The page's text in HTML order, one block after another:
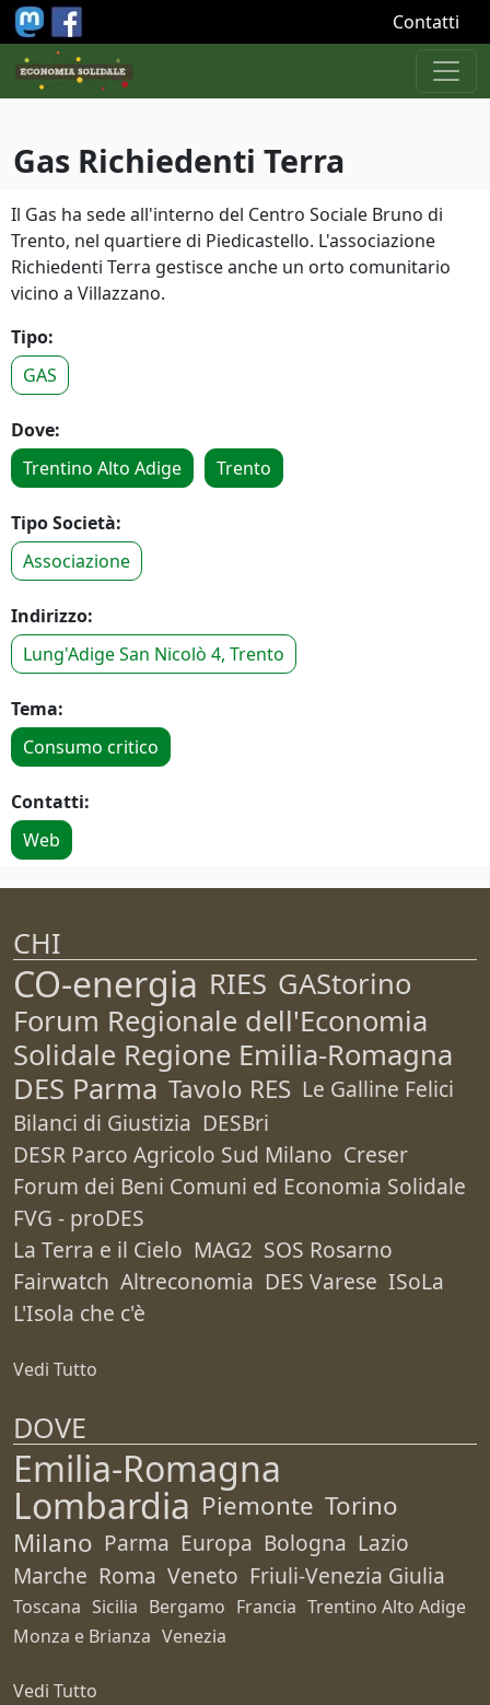
Salta al contenuto principale Contatti
Gas Richiedenti Terra
Il Gas ha sede all'interno del Centro Sociale Bruno di
Trento, nel quartiere di Piedicastello. L'associazione
Richiedenti Terra gestisce anche un orto comunitario
vicino a Villazzano.
Tipo:
GAS
Dove:
Trentino Alto Adige
Trento
Tipo Società:
Associazione
Indirizzo:
Lung'Adige San Nicolò 4, Trento
Tema:
Consumo critico
Contatti:
Web
CHI
CO-energia RIES GAStorino
Forum Regionale dell'Economia
Solidale Regione Emilia-Romagna
DES Parma Tavolo RES Le Galline Felici
Bilanci di Giustizia DESBri
DESR Parco Agricolo Sud Milano Creser
Forum dei Beni Comuni ed Economia Solidale
FVG - proDES
La Terra e il Cielo MAG2 SOS Rosarno
Fairwatch Altreconomia DES Varese ISoLa
L'Isola che c'è
Vedi Tutto
DOVE
Emilia-Romagna
Lombardia Piemonte Torino
Milano Parma Europa Bologna Lazio
Marche Roma Veneto Friuli-Venezia Giulia
Toscana Sicilia Bergamo Francia Trentino Alto Adige
Monza e Brianza Venezia
Vedi Tutto